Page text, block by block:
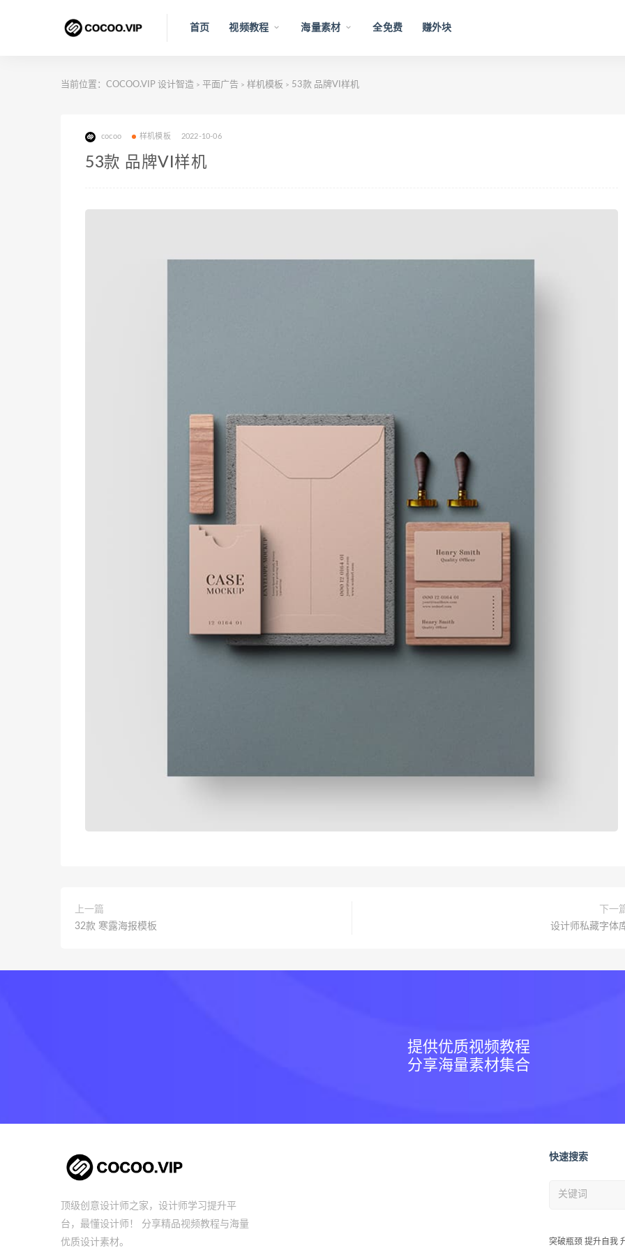
首页 视频教程 海量素材 全免费 赚外块
当前位置： COCOO.VIP 设计智造 > 平面广告 > 样机模板 > 53款 品牌VI样机
cocoo 样机模板 2022-10-06
53款 品牌VI样机
上一篇
32款 寒露海报模板
下一
设计师私藏字体
提供优质视频教程
分享海量素材集合
顶级创意设计师之家，设计师学习提升平
台，最懂设计师！ 分享精品视频教程与海量
优质设计素材。
快速搜索
突破瓶颈 提升自我